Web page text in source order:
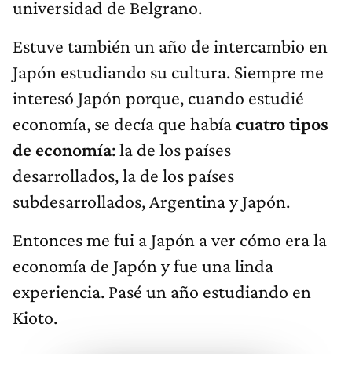
universidad de Belgrano.
Estuve también un año de intercambio en
Japón estudiando su cultura. Siempre me
interesó Japón porque, cuando estudié
economía, se decía que habíacuatro tipos
de economía: la de los países
desarrollados, la de los países
subdesarrollados, Argentina y Japón.
Entonces me fui a Japón a ver cómo era la
economía de Japón y fue una linda
experiencia. Pasé un año estudiando en
Kioto.